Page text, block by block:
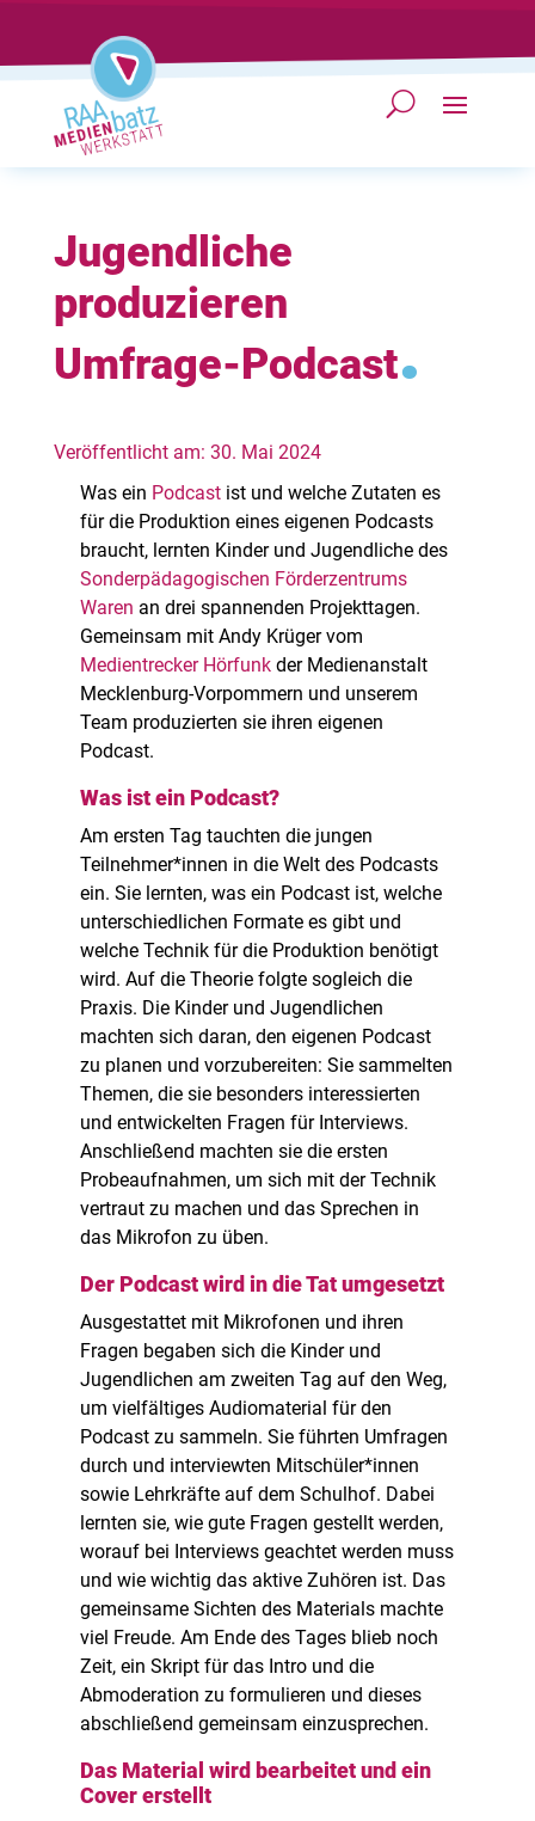
Jugendliche
produzieren
Umfrage-Podcast.
Veröffentlicht am: 30. Mai 2024
Was ein Podcast ist und welche Zutaten es
für die Produktion eines eigenen Podcasts
braucht, lernten Kinder und Jugendliche des
Sonderpädagogischen Förderzentrums
Waren an drei spannenden Projekttagen.
Gemeinsam mit Andy Krüger vom
Medientrecker Hörfunk der Medienanstalt
Mecklenburg-Vorpommern und unserem
Team produzierten sie ihren eigenen
Podcast.
Was ist ein Podcast?
Am ersten Tag tauchten die jungen
Teilnehmer*innen in die Welt des Podcasts
ein. Sie lernten, was ein Podcast ist, welche
unterschiedlichen Formate es gibt und
welche Technik für die Produktion benötigt
wird. Auf die Theorie folgte sogleich die
Praxis. Die Kinder und Jugendlichen
machten sich daran, den eigenen Podcast
zu planen und vorzubereiten: Sie sammelten
Themen, die sie besonders interessierten
und entwickelten Fragen für Interviews.
Anschließend machten sie die ersten
Probeaufnahmen, um sich mit der Technik
vertraut zu machen und das Sprechen in
das Mikrofon zu üben.
Der Podcast wird in die Tat umgesetzt
Ausgestattet mit Mikrofonen und ihren
Fragen begaben sich die Kinder und
Jugendlichen am zweiten Tag auf den Weg,
um vielfältiges Audiomaterial für den
Podcast zu sammeln. Sie führten Umfragen
durch und interviewten Mitschüler*innen
sowie Lehrkräfte auf dem Schulhof. Dabei
lernten sie, wie gute Fragen gestellt werden,
worauf bei Interviews geachtet werden muss
und wie wichtig das aktive Zuhören ist. Das
gemeinsame Sichten des Materials machte
viel Freude. Am Ende des Tages blieb noch
Zeit, ein Skript für das Intro und die
Abmoderation zu formulieren und dieses
abschließend gemeinsam einzusprechen.
Das Material wird bearbeitet und ein
Cover erstellt